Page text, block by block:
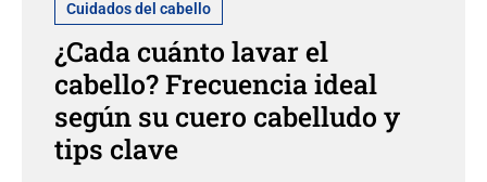
Cuidados del cabello
¿Cada cuánto lavar el
cabello? Frecuencia ideal
según su cuero cabelludo y
tips clave